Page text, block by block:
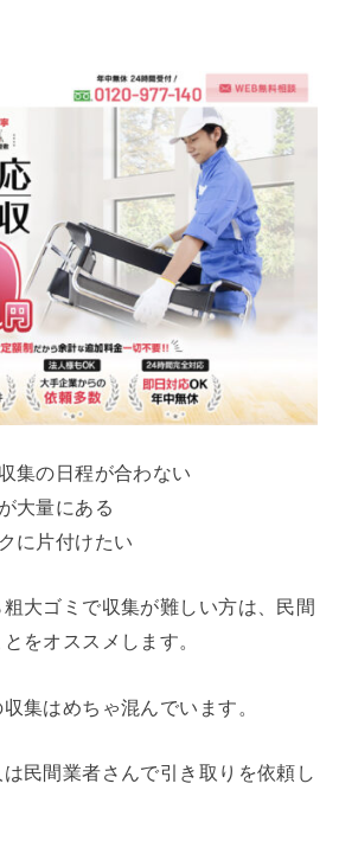
集の日程が合わない
大量にある
に片付けたい
大ゴミで収集が難しい方は、民間
をオススメします。
集はめちゃ混んでいます。
民間業者さんで引き取りを依頼し